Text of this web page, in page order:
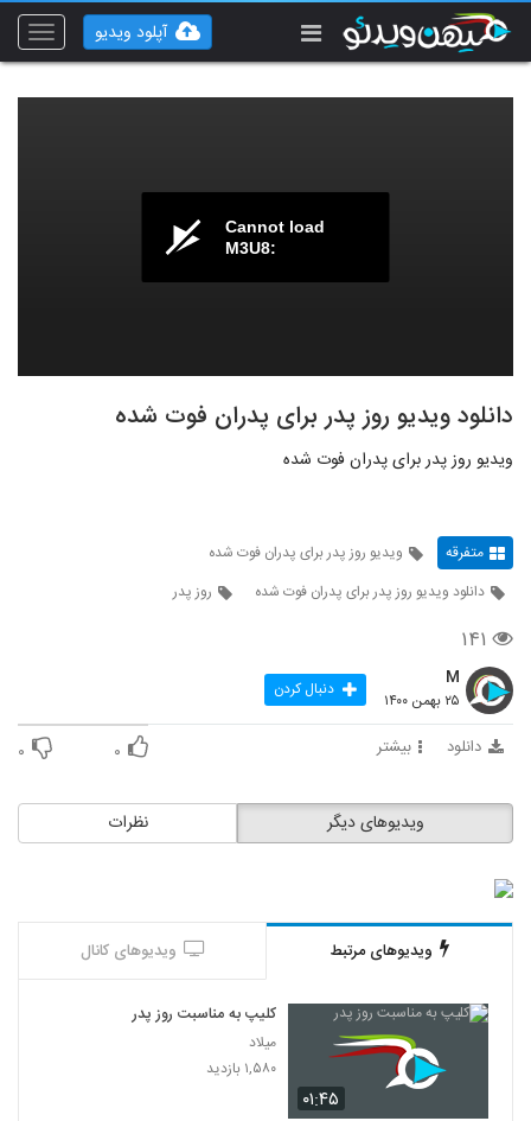
Toggle
آپلود ویدیو
Cannot load
M3U8:
دانلود ویدیو روز پدر برای پدران فوت شده
ویدیو روز پدر برای پدران فوت شده
متفرقه
ویدیو روز پدر برای پدران فوت شده
دانلود ویدیو روز پدر برای پدران فوت شده
روز پدر
۱۴۱
M
۲۵ بهمن ۱۴۰۰ دنبال کردن
دانلود بیشتر ۰ ۰
نظرات ویدیوهای دیگر
ویدیوهای مرتبط ویدیوهای کانال
۰۱:۴۵
کلیپ به مناسبت روز پدر
میلاد
۱,۵۸۰ بازدید